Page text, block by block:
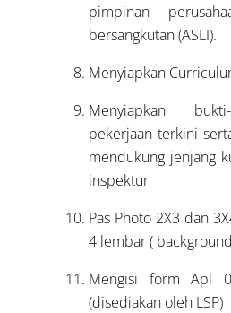
pimpinan
bersangkutan (ASLI).
Menyiapkan
Menyiapkan
pekerjaan terkini
mendukung jenjang
inspektur
Pas Photo 2X3 dan
4 lembar (
Mengisi form Apl
(disediakan oleh LSP)